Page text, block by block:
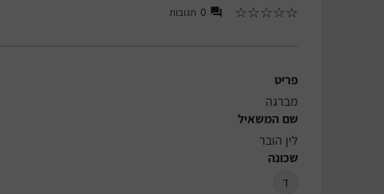
☆
☆
☆
☆
☆
0 תגובות
פריט
מברגה
שם המשאיל
לין הובר
שכונה
ד